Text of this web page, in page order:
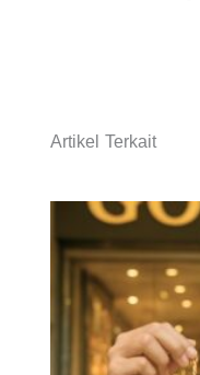
Artikel Terkait